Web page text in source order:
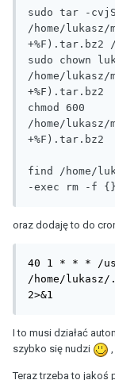
sudo tar -
/home/lukasz/
+%F).tar.bz2
sudo chown
/home/lukasz/
+%F).tar.bz2
chmod 600
/home/lukasz/
+%F).tar.bz2
find /home/
-exec rm -f
oraz dodaję to do
40 1 * * * /
/home/
2>&1
I to musi działać
szybko się nudzi
Teraz trzeba to jakoś